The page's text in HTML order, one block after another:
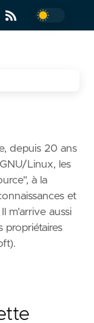
depuis 20 ans
Linux, les
à la
et
m'arrive aussi
propriétaires